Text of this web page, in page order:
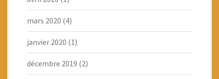
mars 2020 (4)
janvier 2020 (1)
décembre 2019 (2)